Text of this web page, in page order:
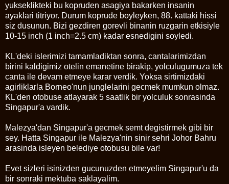
yukseklikteki bu kopruden asagiya bakarken insanin
ayaklari titriyor. Durum koprude boyleyken, 88. kattaki hissi
siz dusunun. Bizi gezdiren gorevli binanin ruzgarin etkisiyle
10-15 inch (1 inch=2.5 cm) kadar esnedigini soyledi.
KL'deki islerimizi tamamladiktan sonra, cantalarimizdan
birini kaldigimiz otelin emanetine birakip, yolculugumuza tek
canta ile devam etmeye karar verdik. Yoksa sirtimizdaki
agirliklarla Borneo'nun junglelarini gecmek mumkun olmaz.
KL'den otobuse atlayarak 5 saatlik bir yolculuk sonrasinda
Singapur'a vardik.
Malezya'dan Singapur'a gecmek semt degistirmek gibi bir
sey. Hatta Singapur ile Malezya'nin sinir sehri Johor Bahru
arasinda isleyen belediye otobusu bile var!
Evet sizleri isinizden gucunuzden etmeyelim Singapur'u da
bir sonraki mektuba saklayalim.